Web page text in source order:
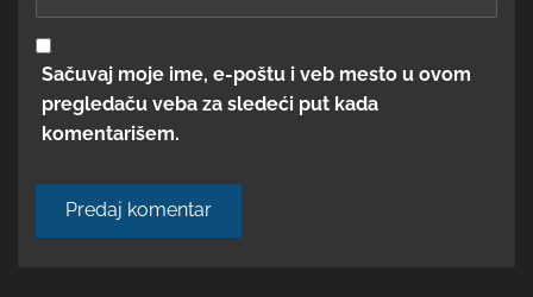
Sačuvaj moje ime, e-poštu i veb mesto u ovom
pregledaču veba za sledeći put kada
komentarišem.